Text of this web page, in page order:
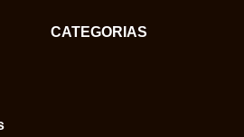
CATEGORIAS